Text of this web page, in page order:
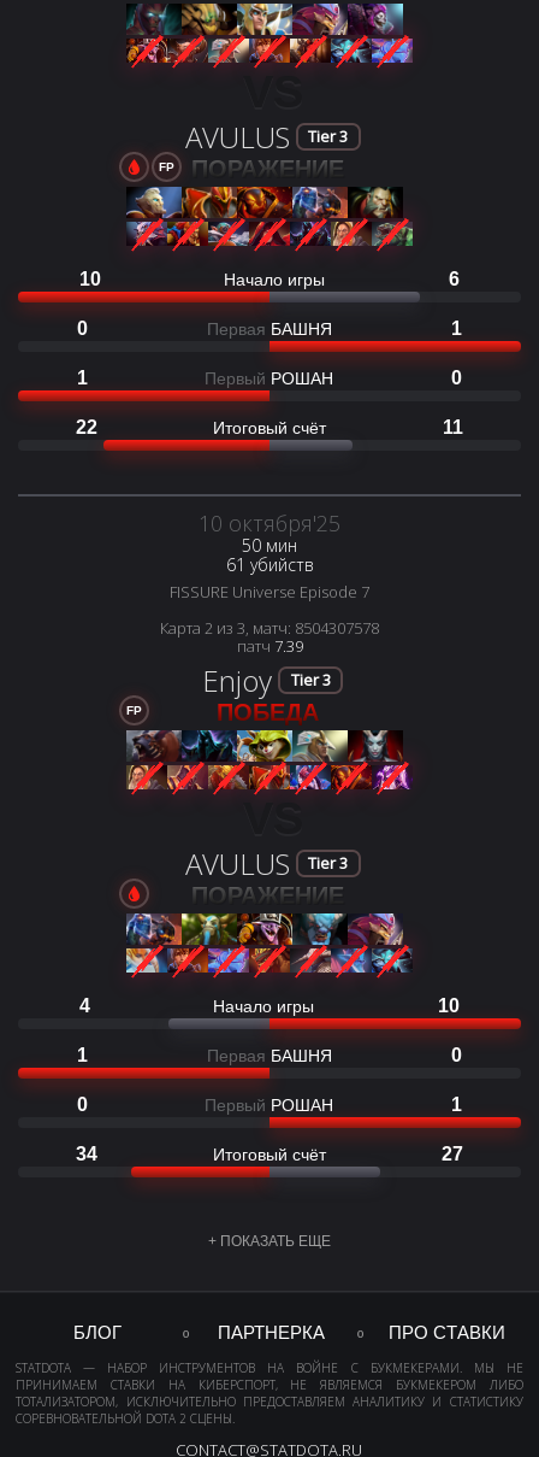
AVULUS Tier 3
ПОРАЖЕНИЕ
FP
10 Начало игры 6
0 Первая БАШНЯ 1
1 Первый РОШАН 0
22 Итоговый счёт 11
Enjoy Tier 3
ПОБЕДА
FP
10 октября'25
50 мин
61 убийств
FISSURE Universe Episode 7
Карта 2 из 3, матч: 8504307578
патч 7.39
AVULUS Tier 3
ПОРАЖЕНИЕ
4 Начало игры 10
1 Первая БАШНЯ 0
0 Первый РОШАН 1
34 Итоговый счёт 27
+ ПОКАЗАТЬ ЕЩЕ
БЛОГ ПАРТНЕРКА ПРО СТАВКИ
STATDOTA — НАБОР ИНСТРУМЕНТОВ НА ВОЙНЕ С БУКМЕКЕРАМИ. МЫ НЕ
ПРИНИМАЕМ СТАВКИ НА КИБЕРСПОРТ, НЕ ЯВЛЯЕМСЯ БУКМЕКЕРОМ ЛИБО
ТОТАЛИЗАТОРОМ, ИСКЛЮЧИТЕЛЬНО ПРЕДОСТАВЛЯЕМ АНАЛИТИКУ И СТАТИСТИКУ
СОРЕВНОВАТЕЛЬНОЙ DOTA 2 СЦЕНЫ.
CONTACT@STATDOTA.RU